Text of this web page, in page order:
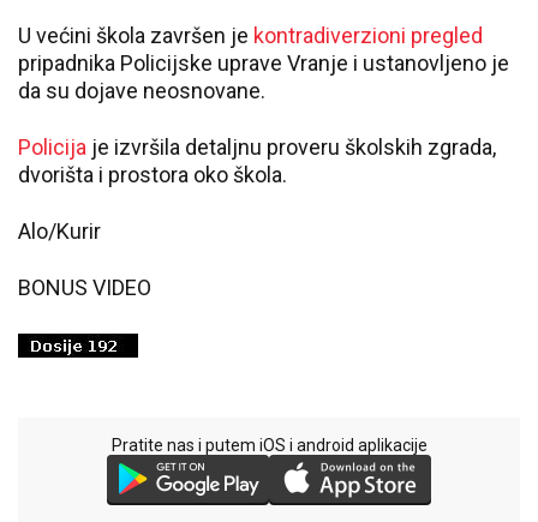
U većini škola završen je kontradiverzioni pregled
pripadnika Policijske uprave Vranje i ustanovljeno je
da su dojave neosnovane.
Policija je izvršila detaljnu proveru školskih zgrada,
dvorišta i prostora oko škola.
Alo/Kurir
BONUS VIDEO
Pratite nas i putem iOS i android aplikacije